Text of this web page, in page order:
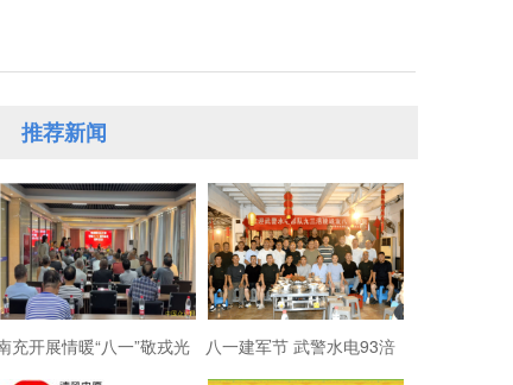
推荐新闻
充开展情暖“八一”敬戎光 八一建军节 武警水电93涪